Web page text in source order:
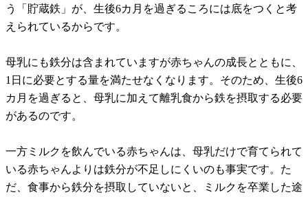
う「貯蔵鉄」が、生後6カ月を過ぎるころには底をつくと考
えられているからです。
母乳にも鉄分は含まれていますが赤ちゃんの成長とともに、
1日に必要とする量を満たせなくなります。そのため、生後6
カ月を過ぎると、母乳に加えて離乳食から鉄を摂取する必要
があるのです。
一方ミルクを飲んでいる赤ちゃんは、母乳だけで育てられて
いる赤ちゃんよりは鉄分が不足しにくいのも事実です。た
だ、食事から鉄分を摂取していないと、ミルクを卒業した途